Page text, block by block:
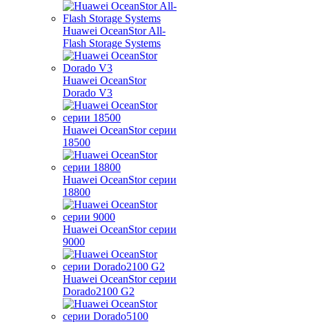
Huawei OceanStor All-
Flash Storage Systems
Huawei OceanStor
Dorado V3
Huawei OceanStor серии
18500
Huawei OceanStor серии
18800
Huawei OceanStor серии
9000
Huawei OceanStor серии
Dorado2100 G2